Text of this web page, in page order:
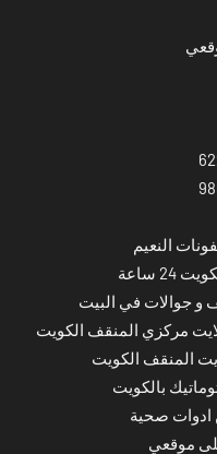
النعيم
ساعة
و جوالات في البيت
مركزي المنقف الكويت
المنقف الكويت
بالكويت
صحية
موقعي